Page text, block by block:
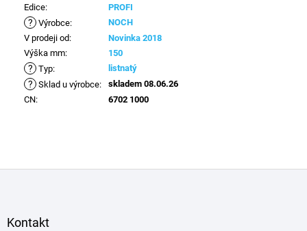
Edice: PROFI
? Výrobce:
NOCH
V prodeji od:
Novinka 2018
Výška mm: 150
? Typ: listnatý
? Sklad u výrobce:
skladem 08.06.26
CN: 6702 1000
Kontakt